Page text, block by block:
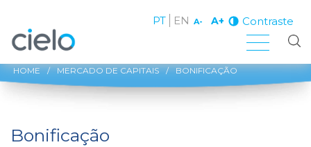
A- A+ Contraste
PT EN
HOME / MERCADO DE CAPITAIS / BONIFICAÇÃO
Bonificação